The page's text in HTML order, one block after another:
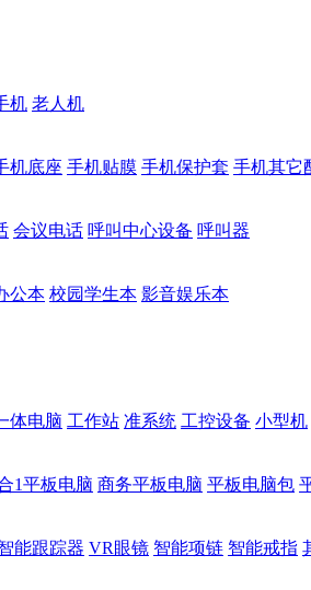
机 老人机
机底座 手机贴膜 手机保护套 手机其它
会议电话 呼叫中心设备 呼叫器
公本 校园学生本 影音娱乐本
体电脑 工作站 准系统 工控设备 小型机
1平板电脑 商务平板电脑 平板电脑包
能跟踪器 VR眼镜 智能项链 智能戒指